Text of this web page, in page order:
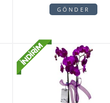
GÖNDER